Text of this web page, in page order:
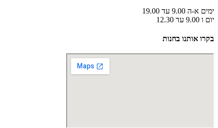
ימים א-ה 9.00 עד 19.00
יום ו 9.00 עד 12.30
בקרו אותנו בחנות